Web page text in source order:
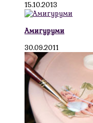
15.10.2013
Амигуруми
30.09.2011